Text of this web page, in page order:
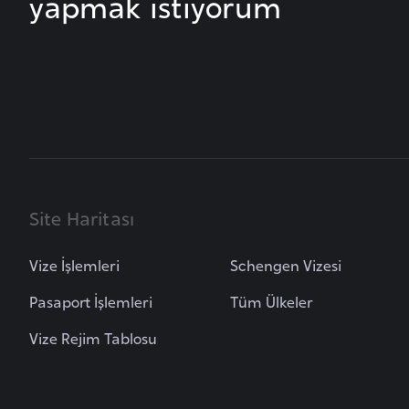
Site Haritası
Vize İşlemleri
Pasaport İşlemleri
Vize Rejim Tablosu
Schengen Vizesi
Tüm Ülkeler
B
e